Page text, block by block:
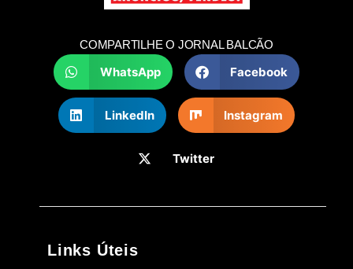
COMPARTILHE O JORNAL BALCÃO
WhatsApp Facebook
LinkedIn Instagram
Twitter
Links Úteis